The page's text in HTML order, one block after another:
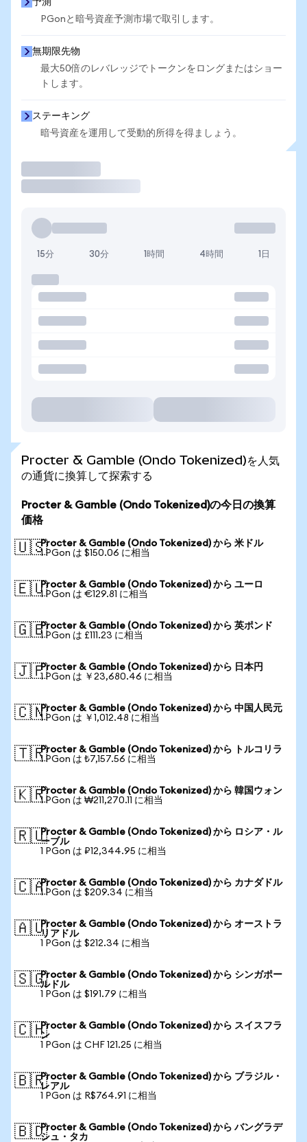
予測
PGonと暗号資産予測市場で取引します。
無期限先物
最大50倍のレバレッジでトークンをロングまたはショー
トします。
ステーキング
暗号資産を運用して受動的所得を得ましょう。
15分 30分 1時間 4時間 1日
Procter & Gamble (Ondo Tokenized)を人気
の通貨に換算して探索する
Procter & Gamble (Ondo Tokenized)の今日の換算
価格
🇺🇸Procter & Gamble (Ondo Tokenized) から 米ドル
1 PGon は $150.06 に相当
🇪🇺Procter & Gamble (Ondo Tokenized) から ユーロ
1 PGon は €129.81 に相当
🇬🇧Procter & Gamble (Ondo Tokenized) から 英ポンド
1 PGon は £111.23 に相当
🇯🇵Procter & Gamble (Ondo Tokenized) から 日本円
1 PGon は ￥23,680.46 に相当
🇨🇳Procter & Gamble (Ondo Tokenized) から 中国人民元
1 PGon は ￥1,012.48 に相当
🇹🇷Procter & Gamble (Ondo Tokenized) から トルコリラ
1 PGon は ₺7,157.56 に相当
🇰🇷Procter & Gamble (Ondo Tokenized) から 韓国ウォン
1 PGon は ₩211,270.11 に相当
🇷🇺Procter & Gamble (Ondo Tokenized) から ロシア・ル
ーブル
1 PGon は ₽12,344.95 に相当
🇨🇦Procter & Gamble (Ondo Tokenized) から カナダドル
1 PGon は $209.34 に相当
🇦🇺Procter & Gamble (Ondo Tokenized) から オーストラ
リアドル
1 PGon は $212.34 に相当
🇸🇬Procter & Gamble (Ondo Tokenized) から シンガポー
ルドル
1 PGon は $191.79 に相当
🇨🇭Procter & Gamble (Ondo Tokenized) から スイスフラ
ン
1 PGon は CHF 121.25 に相当
🇧🇷Procter & Gamble (Ondo Tokenized) から ブラジル・
レアル
1 PGon は R$764.91 に相当
🇧🇩Procter & Gamble (Ondo Tokenized) から バングラデ
シュ・タカ